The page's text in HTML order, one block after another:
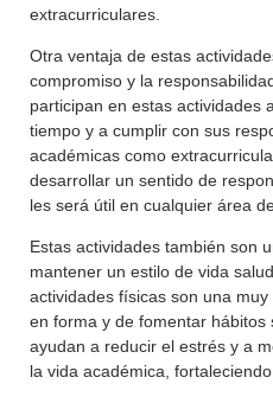
extracurriculares.
Otra ventaja de estas
compromiso y la
participan en estas actividades
tiempo y a cumplir con sus
académicas como
desarrollar un sentido de
les será útil en cualquier área
Estas actividades también son
mantener un estilo de vida
actividades físicas son una
en forma y de fomentar hábitos
ayudan a reducir el estrés y a
la vida académica,